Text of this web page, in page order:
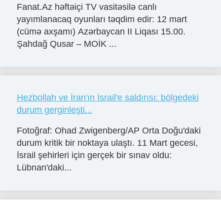
Fanat.Az həftəiçi TV vasitəsilə canlı
yayımlanacaq oyunları təqdim edir: 12 mart
(cümə axşamı) Azərbaycan II Liqası 15.00.
Şahdağ Qusar – MOİK ...
Hezbollah ve İran'ın İsrail'e saldırısı: bölgedeki
durum gerginleşti...
Fotoğraf: Ohad Zwigenberg/AP Orta Doğu'daki
durum kritik bir noktaya ulaştı. 11 Mart gecesi,
İsrail şehirleri için gerçek bir sınav oldu:
Lübnan'daki...